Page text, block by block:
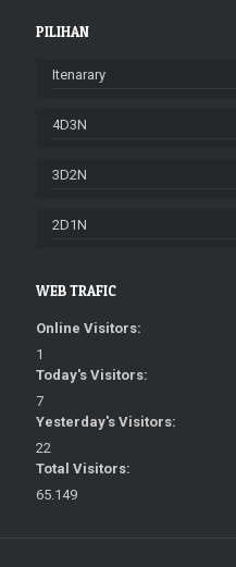
PILIHAN
Itenarary
4D3N
3D2N
2D1N
WEB TRAFIC
Online Visitors:
1
Today's Visitors:
7
Yesterday's Visitors:
22
Total Visitors:
65.149